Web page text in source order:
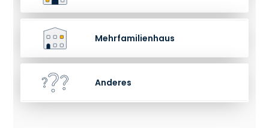
Mehrfamilienhaus
Anderes